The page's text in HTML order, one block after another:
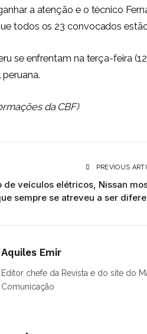
a atenção e o técnico
todos os 23 convocados
se enfrentam na terça-feira
da CBF)
PREVIOUS
de veículos elétricos, Nissan
sempre se atreveu a ser
Aquiles Emir
Editor chefe da Revista e do site do
Comunicação